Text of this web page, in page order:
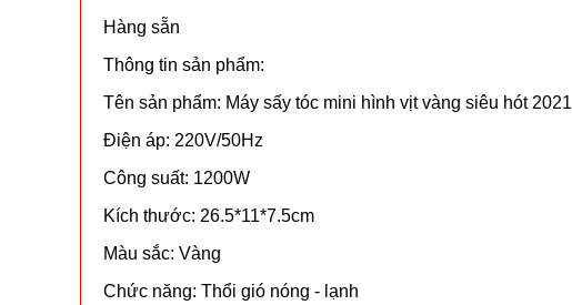
Hàng sẵn
Thông tin sản phẩm:
Tên sản phẩm: Máy sấy tóc mini hình vịt vàng siêu hót 2021
Điện áp: 220V/50Hz
Công suất: 1200W
Kích thước: 26.5*11*7.5cm
Màu sắc: Vàng
Chức năng: Thổi gió nóng - lạnh